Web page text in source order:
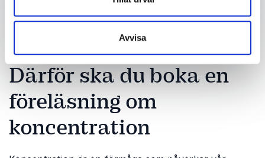
Avvisa
Därför ska du boka en
föreläsning om
koncentration